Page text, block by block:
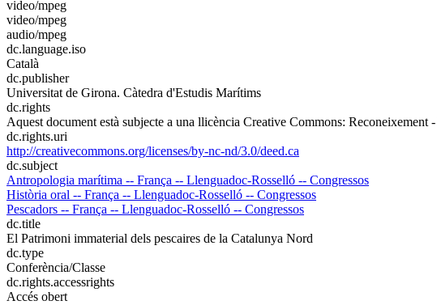
video/mpeg
video/mpeg
audio/mpeg
dc.language.iso
Català
dc.publisher
Universitat de Girona. Càtedra d'Estudis Marítims
dc.rights
Aquest document està subjecte a una llicència Creative Commons:
dc.rights.uri
http://creativecommons.org/licenses/by-nc-nd/3.0/deed.ca
dc.subject
Antropologia marítima -- França -- Llenguadoc-Rosselló -- Congressos
Història oral -- França -- Llenguadoc-Rosselló -- Congressos
Pescadors -- França -- Llenguadoc-Rosselló -- Congressos
dc.title
El Patrimoni immaterial dels pescaires de la Catalunya Nord
dc.type
Conferència/Classe
dc.rights.accessrights
Accés obert